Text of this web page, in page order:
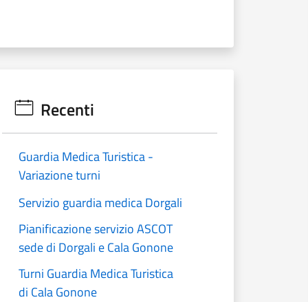
Recenti
Guardia Medica Turistica -
Variazione turni
Servizio guardia medica Dorgali
Pianificazione servizio ASCOT
sede di Dorgali e Cala Gonone
Turni Guardia Medica Turistica
di Cala Gonone